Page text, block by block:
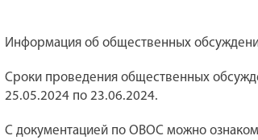
Информация об общественных
Сроки проведения общественных
25.05.2024 по 23.06.2024.
С документацией по ОВОС можно